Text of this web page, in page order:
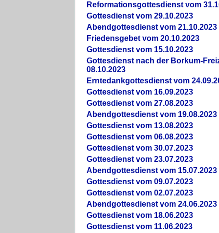
Reformationsgottesdienst vom
Gottesdienst vom 29.10.2023
Abendgottesdienst vom 21.10.2023
Friedensgebet vom 20.10.2023
Gottesdienst vom 15.10.2023
Gottesdienst nach der Borkum-
08.10.2023
Erntedankgottesdienst vom
Gottesdienst vom 16.09.2023
Gottesdienst vom 27.08.2023
Abendgottesdienst vom 19.08.2023
Gottesdienst vom 13.08.2023
Gottesdienst vom 06.08.2023
Gottesdienst vom 30.07.2023
Gottesdienst vom 23.07.2023
Abendgottesdienst vom 15.07.2023
Gottesdienst vom 09.07.2023
Gottesdienst vom 02.07.2023
Abendgottesdienst vom 24.06.2023
Gottesdienst vom 18.06.2023
Gottesdienst vom 11.06.2023